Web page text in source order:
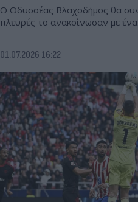
Ο Οδυσσέας Βλαχοδήμος θα
πλευρές το ανακοίνωσαν με ένα
01.07.2026 16:22